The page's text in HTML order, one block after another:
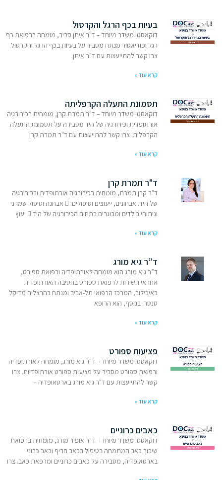
בעיות בכף הרגל והקרסול
דוקאסט! משדר מיוחד – ד"ר איתן סביר, מומחה ברפואת כף
רגל ופודיאטור מנתח מסביר על בעיות בכף הרגל והקרסול.
צרו קשר להתייעצות עם ד"ר איתן
קרא עוד »
תסמונת התעלה הקרפליתה
דוקאסט! משדר מיוחד – ד"ר תמרת קרן, מומחית בכירורגיה
אורתופדית וכירורגיה של היד מסבירה על תסמונת התעלה
הקרפלית. צרו קשר להתייעצות עם ד"ר תמרת קרן
קרא עוד »
ד"ר תמרת קרן
ד"ר קרן תמרת, מומחית בכירורגיה אורתופדית ובכירורגיה
של היד. אבחונים, ייעוצים וטיפולים:  אבחנה וטיפול שמרני
וניתוחי בילדים ומבוגרים בתחום הכירורגיה של היד  יעוץ
קרא עוד »
ד”ר גיא מורג
ד”ר גיא מורג הוא מומחה לאורתופדיה ורפואת ספורט,
אחראי השירות לרפואת ספורט בחטיבה האורתופדית
באיכילוב, המרכז הרפואי תל-אביב ומנתח בהרצליה מדיקל
סנטר. בנוסף, הוא הרופא
קרא עוד »
פציעות ספורט
דוקאסט! משדר מיוחד – ד"ר גיא מורג, מומחה לאורתופדיה
ורפואת ספורט מסביר על פציעות ספורט אורתופדיות. צרו
קשר להתייעצות עם ד"ר גיא מורג בארטאופדיה –
קרא עוד »
כאבים כרוניים
דוקאסט! משדר מיוחד – ד"ר אופיר מורג, מומחית ברפואת
שיכוך כאב המתמחה בטיפול בכאב חריף וכאב כרוני
בארטאופדיה, מסבירה על כאבים כרוניים ומרפאת כאב. צרו